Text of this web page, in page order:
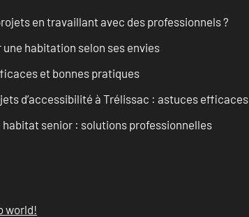
en travaillant avec des professionnels ?
habitation selon ses envies
et bonnes pratiques
d’accessibilité à Trélissac : astuces efficaces
habitat senior : solutions professionnelles
world!